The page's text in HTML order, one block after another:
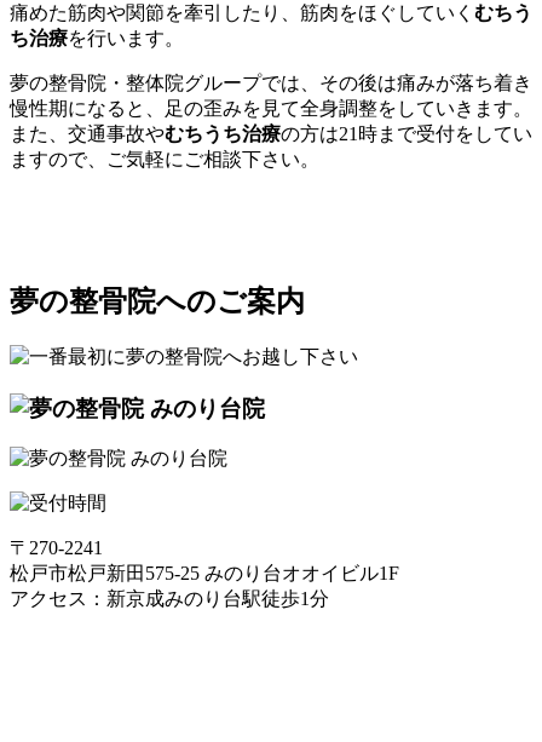
痛めた筋肉や関節を牽引したり、筋肉をほぐしていく むちう
ち治療を行います。
夢の整骨院・整体院グループでは、その後は痛みが落ち着き
慢性期になると、足の歪みを見て全身調整をしていきます。
また、交通事故やむちうち治療の方は21時まで受付をしてい
ますので、ご気軽にご相談下さい。
夢の整骨院へのご案内
〒270-2241
松戸市松戸新田575-25 みのり台オオイビル1F
アクセス：新京成みのり台駅徒歩1分